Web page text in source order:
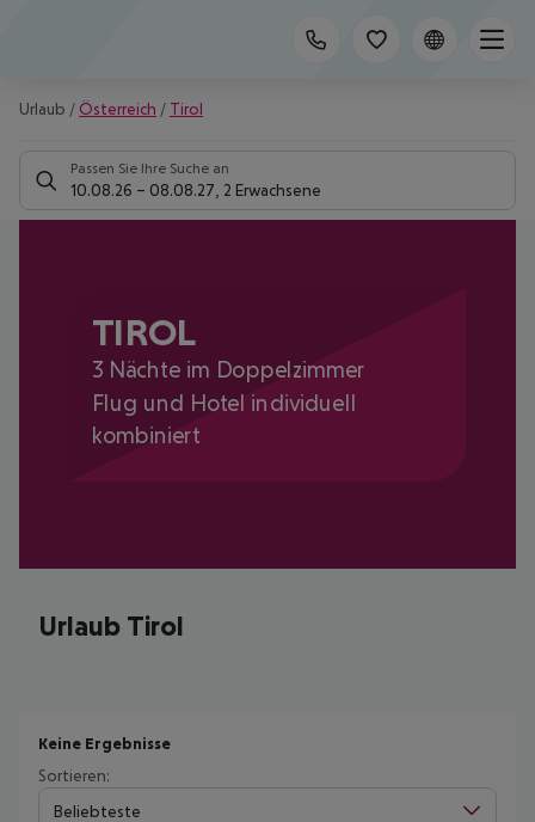
Urlaub / Österreich / Tirol
Passen Sie Ihre Suche an
10.08.26 – 08.08.27 2 Erwachsene
TIROL
3 Nächte im Doppelzimmer
Flug und Hotel individuell
kombiniert
Urlaub Tirol
Keine Ergebnisse
Sortieren:
Beliebteste